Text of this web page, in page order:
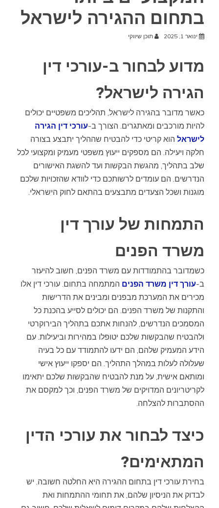
בתחום ההגירה לישראל
ינואר 1, 2025 תוכן שיווקי
מדוע לבחור ב-עורכי דין
הגירה לישראל?
כאשר מדובר בהגירה לישראל, תהליכים משפטיים יכולים
להיות מורכבים ומאתגרים. הצורך ב-עורכי דין הגירה
לישראל הוא קריטי כדי להבטיח שההליך יתבצע בצורה
חלקה ויעילה. הם מספקים ייעוץ משפטי מעמיק ומקצועי לכל
שלב בתהליך, מהגשת הבקשות ועד להשגת האישורים
הנדרשים. הם עומדים לרשותכם כדי לוודא שהזכויות שלכם
מוגנות ושכל הצעדים מתבצעים בהתאם לחוק הישראלי.
התמחות של עורך דין
משרד הפנים
כשמדובר בהתמודדות עם משרד הפנים, חשוב להיעזר
ב-עורך דין משרד הפנים המתמחה בתחום. עורכי דין אלו
מכירים את המערכת מבפנים ומבינים את הדרישות
והתקנות של משרד הפנים. הם יכולים לסייע בהכנת כל
המסמכים הנדרשים, להנחות אתכם בתהליך הבירוקרטי
ולהבטיח שהבקשות שלכם יטופלו במהירות וביעילות. עם
הידע המעמיק שלהם, הם ידעו להתמודד עם כל בעיה
שעלולה לעלות במהלך התהליך. הם יספקו ייעוץ אישי
ומותאם אישית, על מנת להבטיח שהבקשות שלכם יתאימו
לקריטריונים המדויקים של משרד הפנים, וכך למקסם את
ההסתברות להצלחה.
כיצד לבחור את עורכי הדין
המתאימים?
בחירת עורכי דין בתחום ההגירה היא החלטה חשובה. יש
לבדוק את הניסיון שלהם, את תחומי ההתמחות ואת